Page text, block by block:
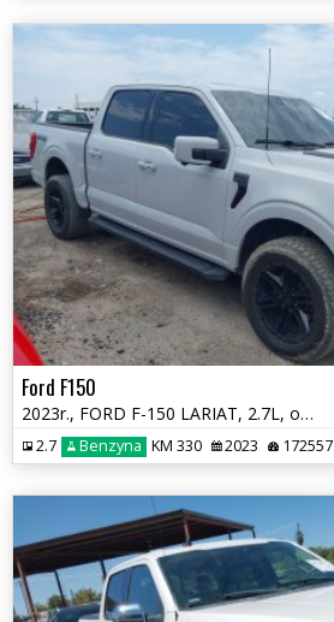
Ford F150
2023r., FORD F-150 LARIAT, 2.7L, od ubezpieczalni
2.7 Benzyna KM 330 2023 172557